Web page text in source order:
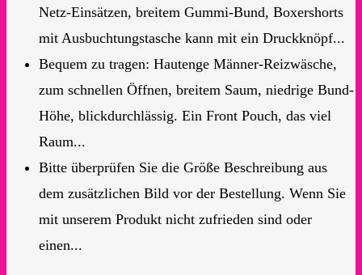
Netz-Einsätzen, breitem Gummi-Bund, Boxershorts
mit Ausbuchtungstasche kann mit ein Druckknöpf...
Bequem zu tragen: Hautenge Männer-Reizwäsche,
zum schnellen Öffnen, breitem Saum, niedrige Bund-
Höhe, blickdurchlässig. Ein Front Pouch, das viel
Raum...
Bitte überprüfen Sie die Größe Beschreibung aus
dem zusätzlichen Bild vor der Bestellung. Wenn Sie
mit unserem Produkt nicht zufrieden sind oder
einen...